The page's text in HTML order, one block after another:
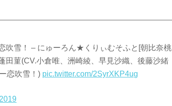
吹雪！ – にゅーろん★くりぃむそふと[朝比奈桃
田菫(CV.小倉唯、洲崎綾、早見沙織、後藤沙緒
恋吹雪！) pic.twitter.com/2SyrXKP4ug